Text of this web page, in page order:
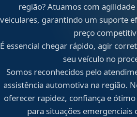
região? Atuamos com
veiculares, garantindo um suporte
preço
É essencial chegar rápido, agir
seu veículo no
Somos reconhecidos pelo
assistência automotiva na região.
oferecer rapidez, confiança e
para situações